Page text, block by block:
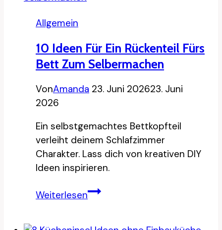
WC
Allgemein
10 Ideen Für Ein Rückenteil Fürs
Bett Zum Selbermachen
VonAmanda 23. Juni 202623. Juni
2026
Ein selbstgemachtes Bettkopfteil
verleiht deinem Schlafzimmer
Charakter. Lass dich von kreativen DIY
Ideen inspirieren.
Weiterlesen10